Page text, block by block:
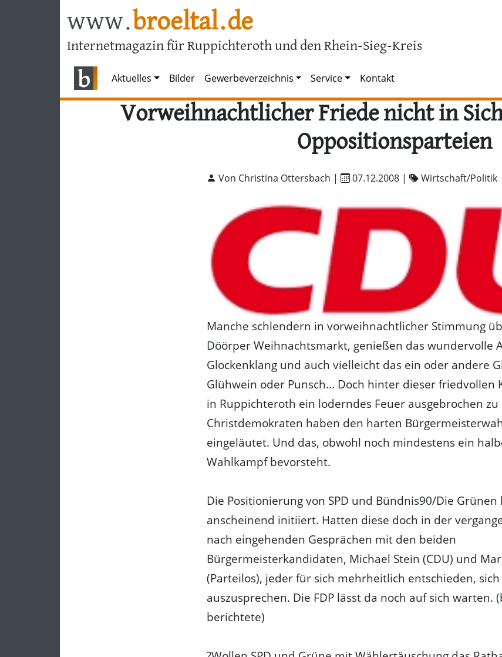
www.broeltal.de
Internetmagazin für Ruppichteroth und den Rhein-Sieg-Kreis
Aktuelles Bilder Gewerbeverzeichnis Service Kontakt
Vorweihnachtlicher Friede nicht in
Oppositionsparteien
Von Christina Ottersbach | 07.12.2008 | Wirtschaft/Politik
Manche schlendern in vorweihnachtlicher Stimmung
Döörper Weihnachtsmarkt, genießen das wundervolle
Glockenklang und auch vielleicht das ein oder andere
Glühwein oder Punsch... Doch hinter dieser friedvollen
in Ruppichteroth ein loderndes Feuer ausgebrochen zu
Christdemokraten haben den harten
eingeläutet. Und das, obwohl noch mindestens ein
Wahlkampf bevorsteht.
Die Positionierung von SPD und Bündnis90/Die Grünen
anscheinend initiiert. Hatten diese doch in der
nach eingehenden Gesprächen mit den beiden
Bürgermeisterkandidaten, Michael Stein (CDU) und
(Parteilos), jeder für sich mehrheitlich entschieden,
auszusprechen. Die FDP lässt da noch auf sich warten.
berichtete)